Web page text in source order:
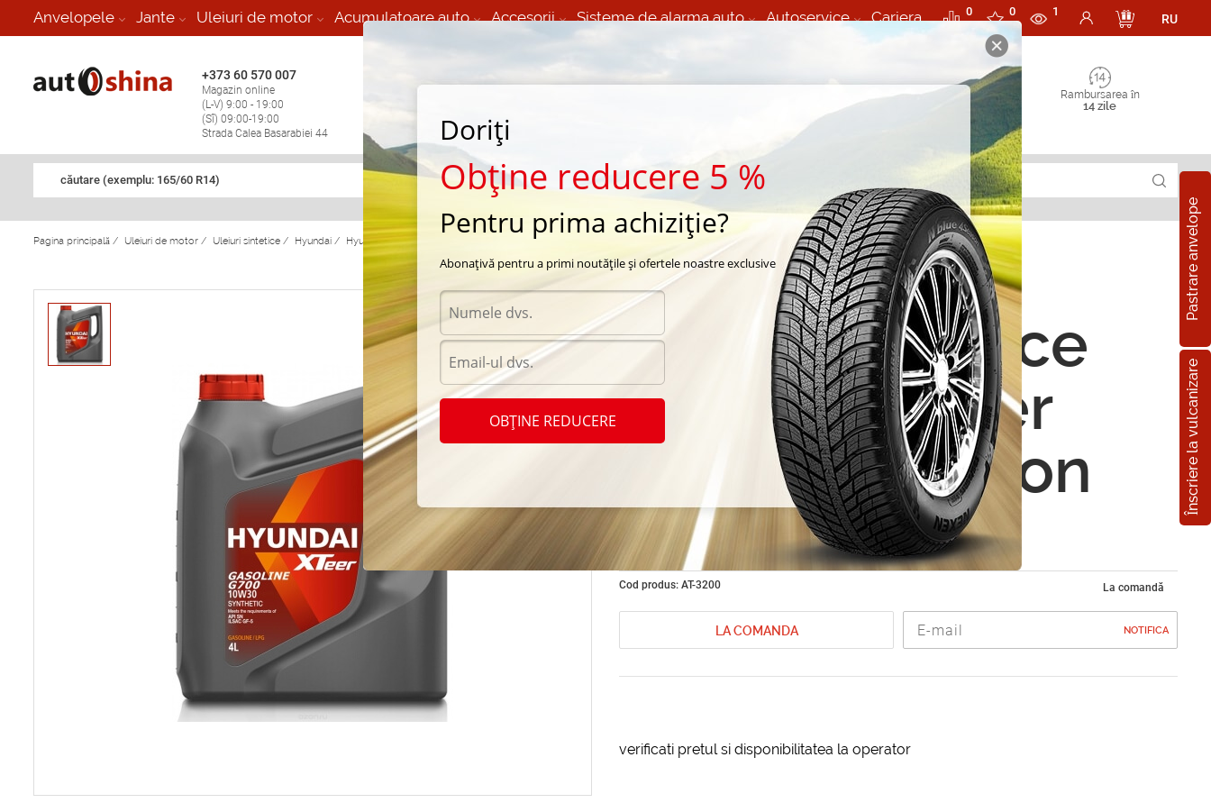
Anvelopele Jante Uleiuri de motor Acumulatoare auto Accesorii Sisteme de alarma auto Autoservice Cariera 0 0 1
RU
+373 60 570 007
Magazin online
(L-V) 9:00 - 19:00
(Sî) 09:00-19:00
Strada Calea Basarabiei 44
Vulcanizare Mobila 24/7 non
Rambursarea în
14 zile
căutare (exemplu: 165/60 R14)
Pastrare anvelope
Înscriere la vulcanizare
Pagina principală / Uleiuri de motor / Uleiuri sintetice / Hyundai / Hyundai/ Hyundai XTeer Ultra Protection 5W-40 4L
Uleiuri sintetice
Hyundai XTeer
Ultra Protection
5W-40 4L
Cod produs: AT-3200 La comandă
LA COMANDA NOTIFICA
verificati pretul si disponibilitatea la operator
Doriți
Obține reducere 5 %
Pentru prima achiziție?
Abonațivă pentru a primi noutățile și ofertele noastre exclusive
OBȚINE REDUCERE